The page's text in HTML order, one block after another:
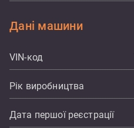
Дані машини
VIN-код
Рік виробництва
Дата першої реєстрації